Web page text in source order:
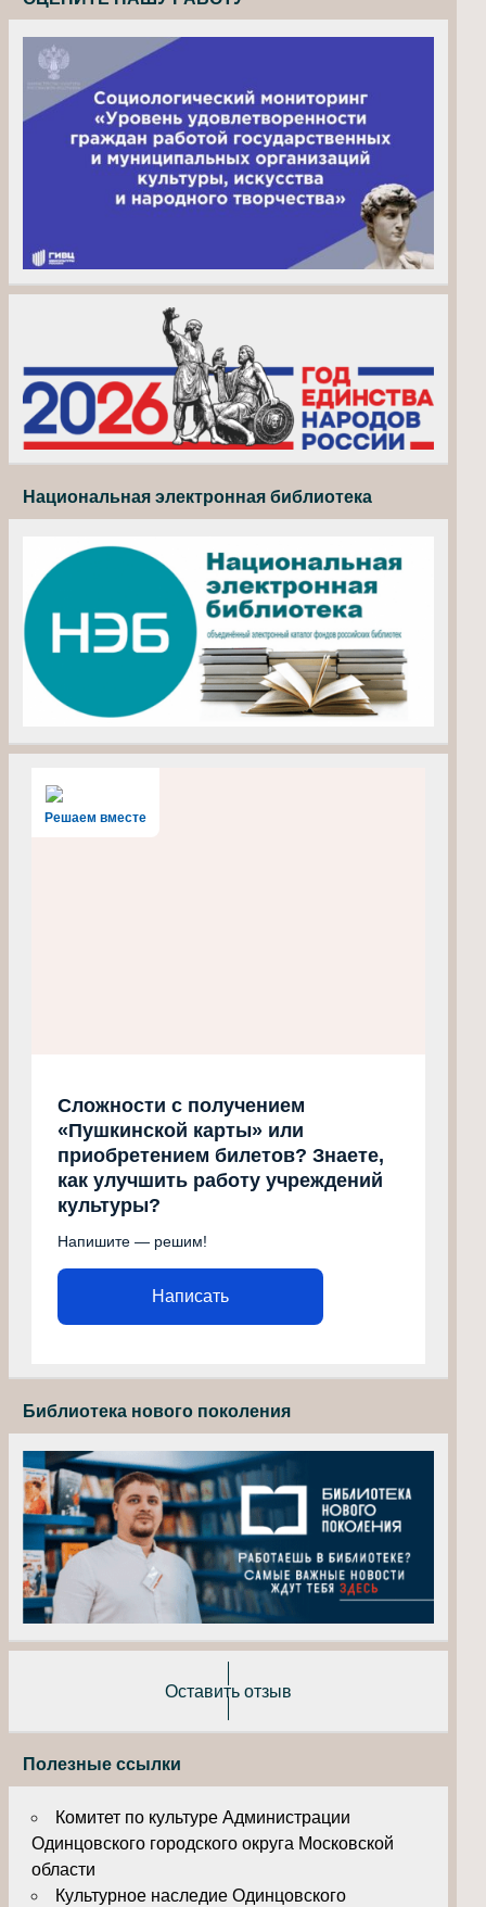
Национальная электронная библиотека
Решаем вместе
Сложности с получением
«Пушкинской карты» или
приобретением билетов? Знаете,
как улучшить работу учреждений
культуры?
Напишите — решим!
Написать
Библиотека нового поколения
Оставить отзыв
Полезные ссылки
Комитет по культуре Администрации
Одинцовского городского округа Московской
области
Культурное наследие Одинцовского